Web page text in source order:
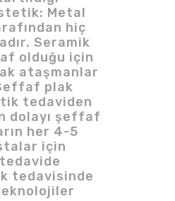
Metal
hiç
Seramik
olduğu için
ataşmanlar
plak
tedaviden
dolayı şeffaf
her 4-5
için
tedavisinde